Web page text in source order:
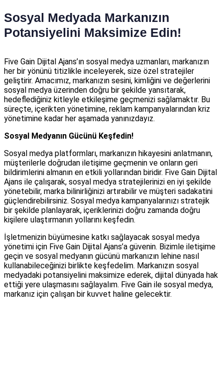
Sosyal Medyada Markanızın
Potansiyelini Maksimize Edin!
Five Gain Dijital Ajans’ın sosyal medya uzmanları, markanızın
her bir yönünü titizlikle inceleyerek, size özel stratejiler
geliştirir. Amacımız, markanızın sesini, kimliğini ve değerlerini
sosyal medya üzerinden doğru bir şekilde yansıtarak,
hedeflediğiniz kitleyle etkileşime geçmenizi sağlamaktır. Bu
süreçte, içerikten yönetimine, reklam kampanyalarından kriz
yönetimine kadar her aşamada yanınızdayız.
Sosyal Medyanın Gücünü Keşfedin!
Sosyal medya platformları, markanızın hikayesini anlatmanın,
müşterilerle doğrudan iletişime geçmenin ve onların geri
bildirimlerini almanın en etkili yollarından biridir. Five Gain Dijital
Ajans ile çalışarak, sosyal medya stratejilerinizi en iyi şekilde
yönetebilir, marka bilinirliğinizi artırabilir ve müşteri sadakatini
güçlendirebilirsiniz. Sosyal medya kampanyalarınızı stratejik
bir şekilde planlayarak, içeriklerinizi doğru zamanda doğru
kişilere ulaştırmanın yollarını keşfedin.
İşletmenizin büyümesine katkı sağlayacak sosyal medya
yönetimi için Five Gain Dijital Ajans’a güvenin. Bizimle iletişime
geçin ve sosyal medyanın gücünü markanızın lehine nasıl
kullanabileceğinizi birlikte keşfedelim. Markanızın sosyal
medyadaki potansiyelini maksimize ederek, dijital dünyada hak
ettiği yere ulaşmasını sağlayalım. Five Gain ile sosyal medya,
markanız için çalışan bir kuvvet haline gelecektir.